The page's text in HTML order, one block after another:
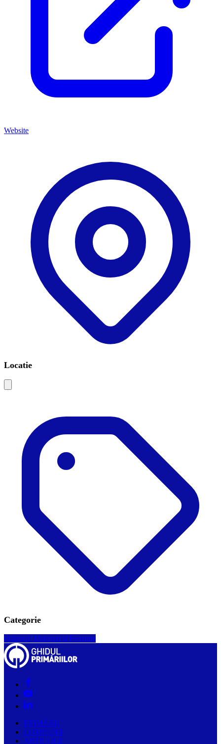
Website
Locatie
Categorie
Hoteluri, Moteluri şi Pensiuni
PRIMĂRII
COMPANII
ARTICOLE